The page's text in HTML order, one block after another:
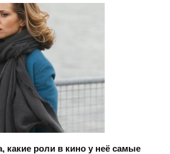
какие роли в кино у неё самые